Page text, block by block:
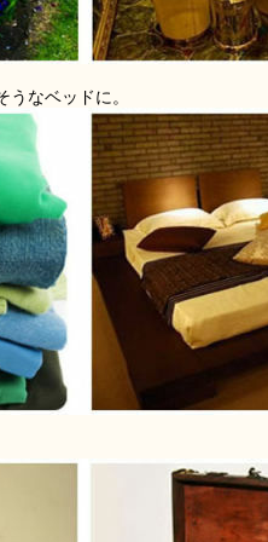
なベッドに。